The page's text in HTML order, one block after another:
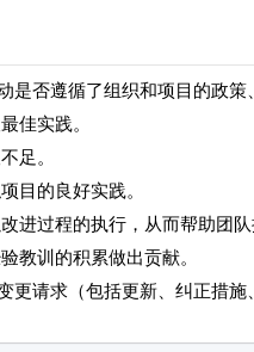
否遵循了组织和项目的政策
实践。
足。
的良好实践。
过程的执行，从而帮助团队
训的积累做出贡献。
请求（包括更新、纠正措施